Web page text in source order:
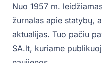
Nuo 1957 m.
žurnalas apie statybų,
aktualijas. Tuo pačiu
SA.lt, kuriame